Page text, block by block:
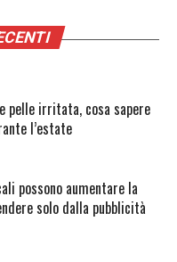
pelle irritata, cosa sapere
l’estate
possono aumentare la
solo dalla pubblicità